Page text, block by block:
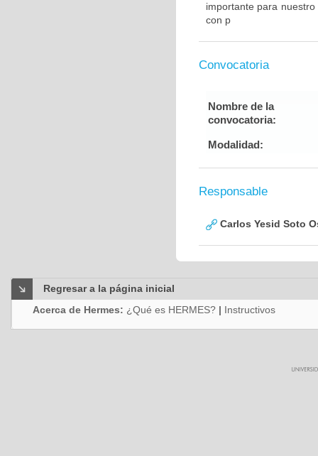
importante para
con p
Convocatoria
Nombre de la
convocatoria:
Modalidad:
Responsable
Carlos Yesid Soto
Regresar a la página inicial
Acerca de Hermes: ¿Qué es HERMES? | Instructivos